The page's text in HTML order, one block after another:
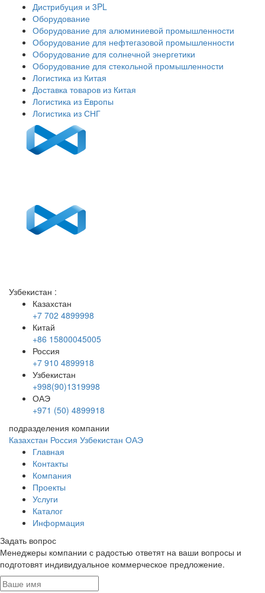
Дистрибуция и 3PL
Оборудование
Оборудование для алюминиевой промышленности
Оборудование для нефтегазовой промышленности
Оборудование для солнечной энергетики
Оборудование для стекольной промышленности
Логистика из Китая
Доставка товаров из Китая
Логистика из Европы
Логистика из СНГ
Узбекистан :
Казахстан
+7 702 4899998
Китай
+86 15800045005
Россия
+7 910 4899918
Узбекистан
+998(90)1319998
ОАЭ
+971 (50) 4899918
подразделения компании
Казахстан Россия Узбекистан ОАЭ
Главная
Контакты
Компания
Проекты
Услуги
Каталог
Информация
Задать вопрос
Менеджеры компании с радостью ответят на ваши вопросы и
подготовят индивидуальное коммерческое предложение.